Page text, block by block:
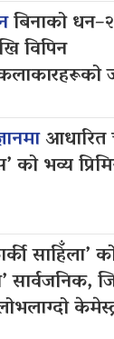
बिनाको
विपिन
आधारित
को भव्य
साहिँला’
सार्वजनिक,